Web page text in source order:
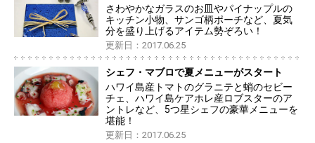
さわやかなガラスのお皿やパイナップルの
キッチン小物、サンゴ柄ポーチなど、夏気
分を盛り上げるアイテム勢ぞろい！
更新日：2017.06.25
シェフ・マブロで夏メニューがスタート
ハワイ島産トマトのグラニテと蛸のセビー
チェ、ハワイ島ケアホレ産ロブスターのア
ントレなど、5つ星シェフの豪華メニューを
堪能！
更新日：2017.06.25